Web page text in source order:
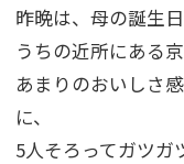
昨晩は、母の誕生日
うちの近所にある
あまりのおいしさ
に、
5人そろってガツガ